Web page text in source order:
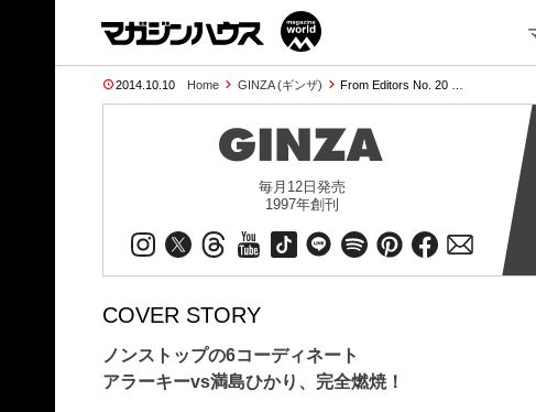
2014.10.10 Home GINZA (ギンザ) From Editors No. 20 …
毎月12日発売
1997年創刊
COVER STORY
ノンストップの6コーディネート
アラーキーvs満島ひかり、完全燃焼！